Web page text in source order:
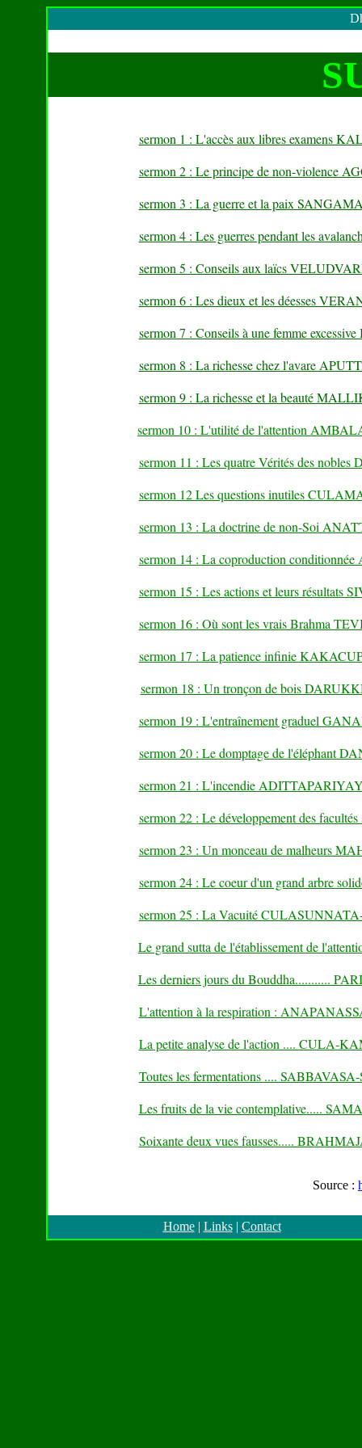
sermon 1 : L'accès aux libres examens
sermon 2 : Le principe de non-violence
sermon 3 : La guerre et la paix
sermon 4 : Les guerres pendant les
sermon 5 : Conseils aux laïcs
sermon 6 : Les dieux et les déesses
sermon 7 : Conseils à une femme
sermon 8 : La richesse chez l'avare
sermon 9 : La richesse et la beauté
sermon 10 : L'utilité de l'attention
sermon 11 : Les quatre Vérités des
sermon 12 Les questions inutiles
sermon 13 : La doctrine de non-Soi
sermon 14 : La coproduction
sermon 15 : Les actions et leurs résultats
sermon 16 : Où sont les vrais Brahma
sermon 17 : La patience infinie
sermon 18 : Un tronçon de bois
sermon 19 : L'entraînement graduel
sermon 20 : Le domptage de l'éléphant
sermon 21 : L'incendie
sermon 22 : Le développement des
sermon 23 : Un monceau de malheurs
sermon 24 : Le coeur d'un grand arbre
sermon 25 : La Vacuité
Le grand sutta de l'établissement de
Les derniers jours du Bouddha...........
L'attention à la respiration :
La petite analyse de l'action .... CULA-
Toutes les fermentations ....
Les fruits de la vie contemplative.....
Soixante deux vues fausses.....
Source :
Home| Links| Contact